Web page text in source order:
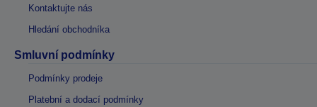
Kontaktujte nás
Hledání obchodníka
Smluvní podmínky
Podmínky prodeje
Platební a dodací podmínky